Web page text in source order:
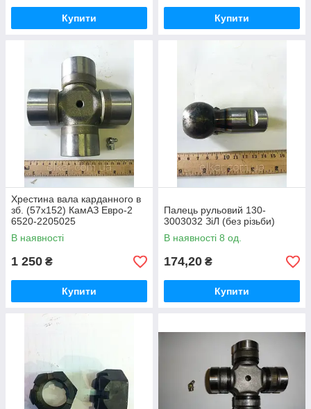
Купити Купити
Хрестина вала карданного в
зб. (57х152) КамАЗ Евро-2
6520-2205025
В наявності
1 250 ₴
Купити
Палець рульовий 130-
3003032 ЗіЛ (без різьби)
В наявності 8 од.
174,20 ₴
Купити